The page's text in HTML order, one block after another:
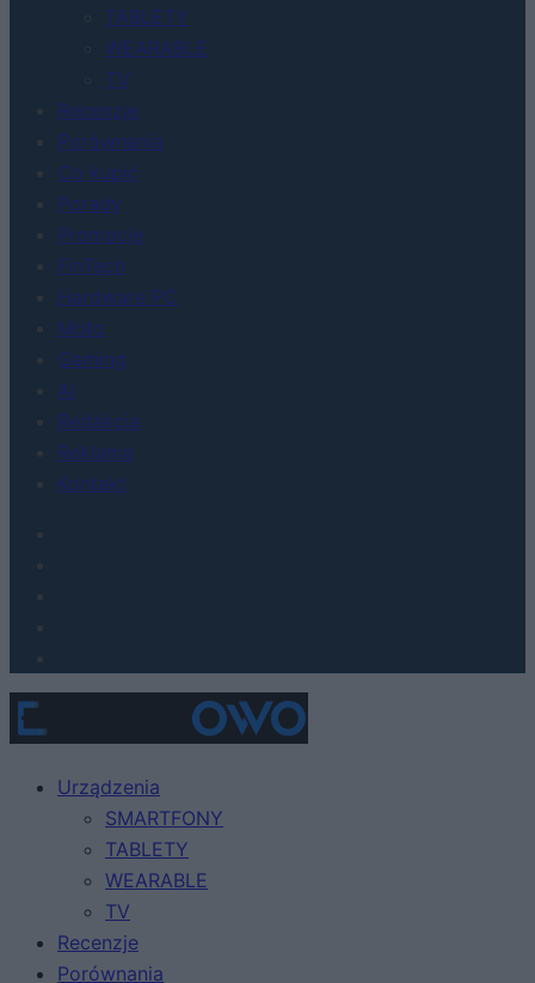
TABLETY
WEARABLE
TV
Recenzje
Porównania
Co kupić
Porady
Promocje
FinTech
Hardware PC
Moto
Gaming
AI
Redakcja
Reklama
Kontakt
Urządzenia
SMARTFONY
TABLETY
WEARABLE
TV
Recenzje
Porównania